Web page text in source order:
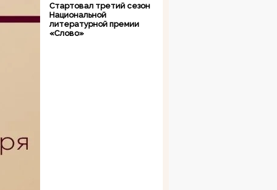
Стартовал третий сезон
Национальной
литературной премии
«Слово»